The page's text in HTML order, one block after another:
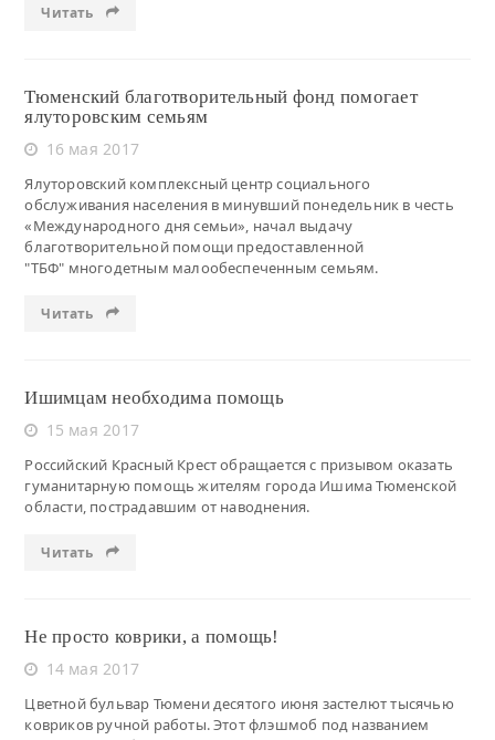
Читать
Тюменский благотворительный фонд помогает
ялуторовским семьям
16 мая 2017
Ялуторовский комплексный центр социального
обслуживания населения в минувший понедельник в честь
«Международного дня семьи», начал выдачу
благотворительной помощи предоставленной
"ТБФ" многодетным малообеспеченным семьям.
Читать
Ишимцам необходима помощь
15 мая 2017
Российский Красный Крест обращается с призывом оказать
гуманитарную помощь жителям города Ишима Тюменской
области, пострадавшим от наводнения.
Читать
Не просто коврики, а помощь!
14 мая 2017
Цветной бульвар Тюмени десятого июня застелют тысячью
ковриков ручной работы. Этот флэшмоб под названием